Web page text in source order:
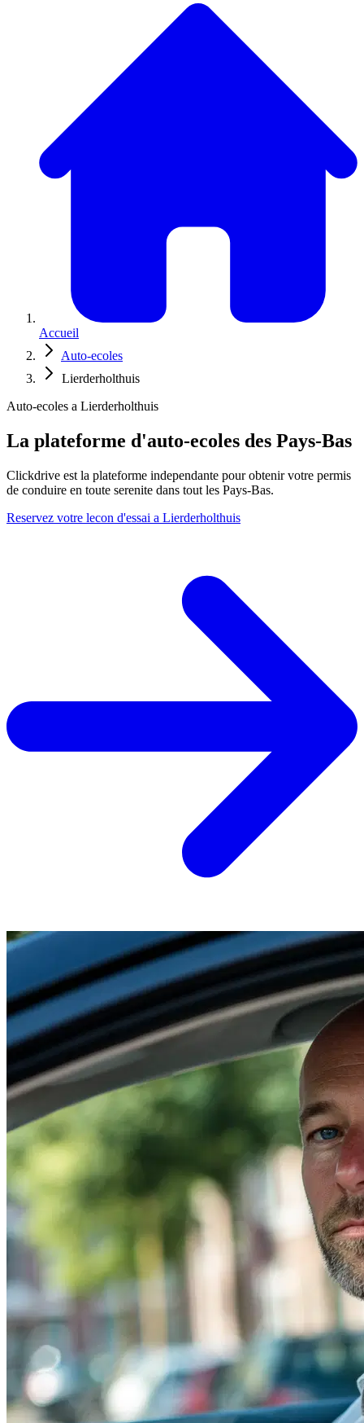
Accueil
Auto-ecoles
Lierderholthuis
Auto-ecoles a Lierderholthuis
La plateforme d'auto-ecoles des Pays-Bas
Clickdrive est la plateforme independante pour obtenir votre permis
de conduire en toute serenite dans tout les Pays-Bas.
Reservez votre lecon d'essai a Lierderholthuis